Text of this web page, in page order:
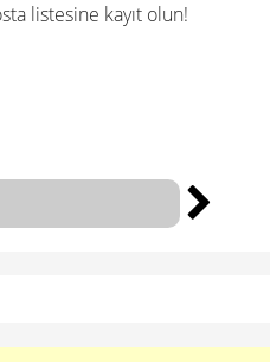
listesine kayıt olun!